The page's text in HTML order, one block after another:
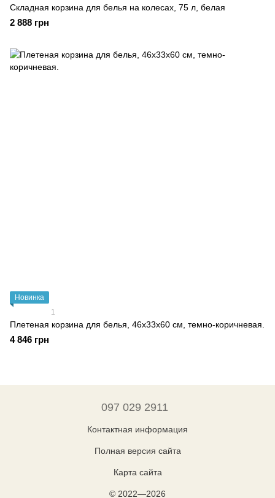
Складная корзина для белья на колесах, 75 л, белая
2 888 грн
Новинка
1
Плетеная корзина для белья, 46х33х60 см, темно-коричневая.
4 846 грн
097 029 2911
Контактная информация
Полная версия сайта
Карта сайта
© 2022—2026